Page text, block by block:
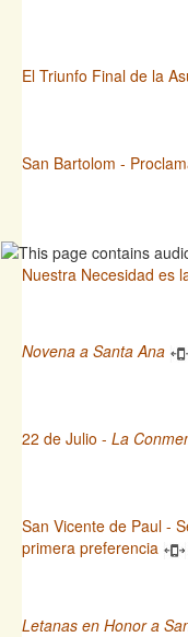
El Triunfo Final de la
San Bartolom -
Nuestra Necesidad es
Novena a Santa Ana
22 de Julio - La
San Vicente de Paul -
primera preferencia
Letanas en Honor a